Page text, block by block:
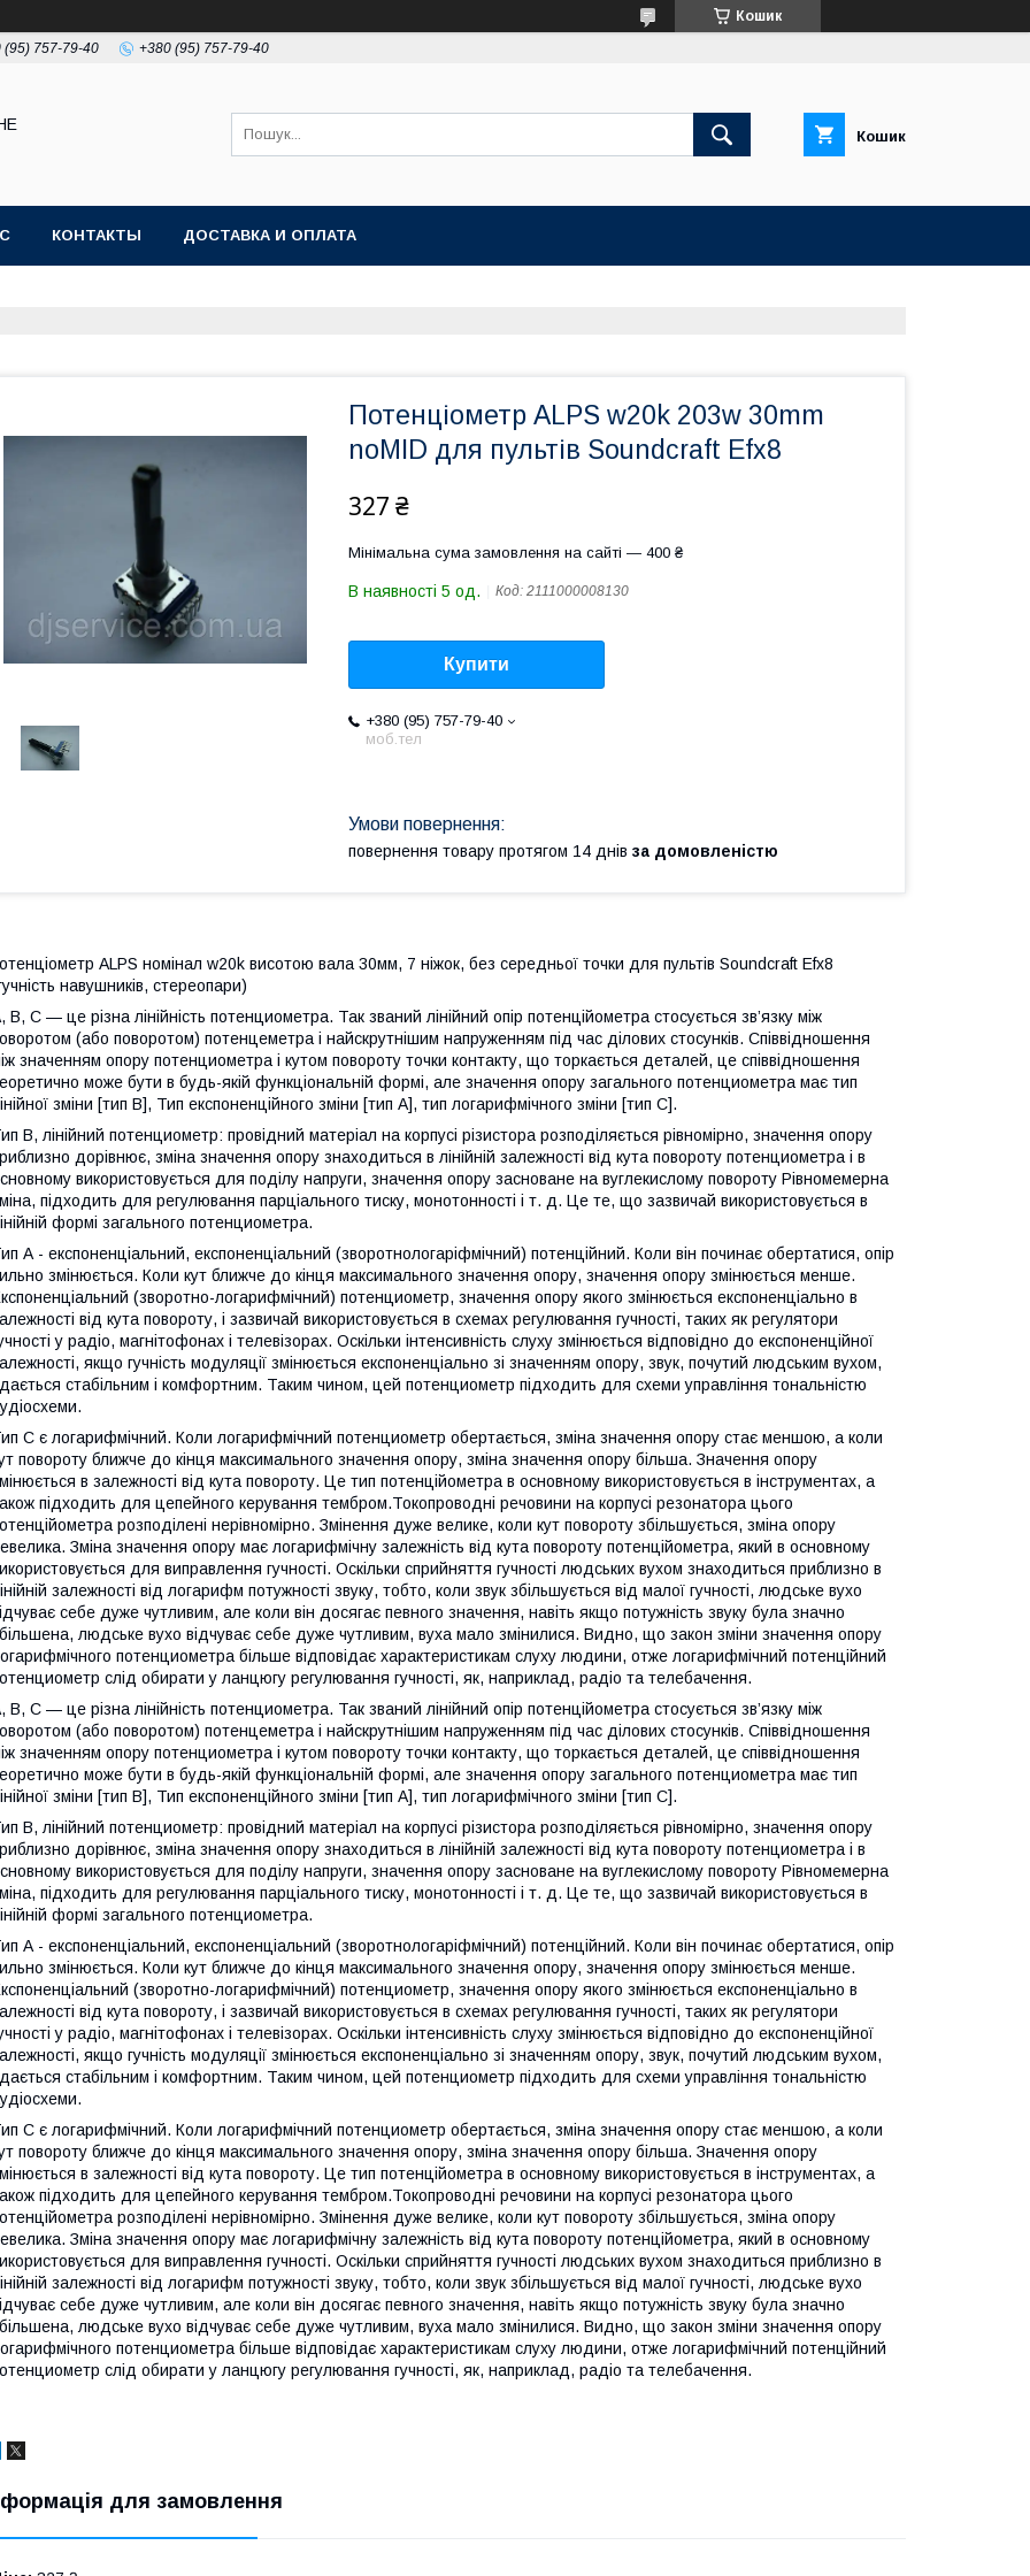
Кошик
(95) 757-79-40 +380 (95) 757-79-40
Кошик
КОНТАКТЫ ДОСТАВКА И ОПЛАТА
Потенціометр ALPS w20k 203w 30mm
noMID для пультів Soundcraft Efx8
327 ₴
Мінімальна сума замовлення на сайті — 400 ₴
В наявності 5 од. Код: 2111000008130
Купити
+380 (95) 757-79-40
моб.тел
повернення товару протягом 14 днів за домовленістю
ALPS номінал w20k висотою вала 30мм, 7 ніжок, без середньої точки для пультів Soundcraft Efx8
навушників, стереопари)
B, C — це різна лінійність потенциометра. Так званий лінійний опір потенційометра стосується зв’язку між
(або поворотом) потенцеметра і найскрутнішим напруженням під час ділових стосунків. Співвідношення
значенням опору потенциометра і кутом повороту точки контакту, що торкається деталей, це співвідношення
може бути в будь-якій функціональній формі, але значення опору загального потенциометра має тип
зміни [тип B], Тип експоненційного зміни [тип A], тип логарифмічного зміни [тип C].
B, лінійний потенциометр: провідний матеріал на корпусі різистора розподіляється рівномірно, значення опору
дорівнює, зміна значення опору знаходиться в лінійній залежності від кута повороту потенциометра і в
використовується для поділу напруги, значення опору засноване на вуглекислому повороту Рівномемерна
підходить для регулювання парціального тиску, монотонності і т. д. Це те, що зазвичай використовується в
формі загального потенциометра.
А - експоненціальний, експоненціальний (зворотнологаріфмічний) потенційний. Коли він починає обертатися, опір
змінюється. Коли кут ближче до кінця максимального значення опору, значення опору змінюється менше.
(зворотно-логарифмічний) потенциометр, значення опору якого змінюється експоненціально в
від кута повороту, і зазвичай використовується в схемах регулювання гучності, таких як регулятори
у радіо, магнітофонах і телевізорах. Оскільки інтенсивність слуху змінюється відповідно до експоненційної
якщо гучність модуляції змінюється експоненціально зі значенням опору, звук, почутий людським вухом,
стабільним і комфортним. Таким чином, цей потенциометр підходить для схеми управління тональністю
C є логарифмічний. Коли логарифмічний потенциометр обертається, зміна значення опору стає меншою, а коли
повороту ближче до кінця максимального значення опору, зміна значення опору більша. Значення опору
в залежності від кута повороту. Це тип потенційометра в основному використовується в інструментах, а
підходить для цепейного керування тембром.Токопроводні речовини на корпусі резонатора цього
розподілені нерівномірно. Змінення дуже велике, коли кут повороту збільшується, зміна опору
Зміна значення опору має логарифмічну залежність від кута повороту потенційометра, який в основному
для виправлення гучності. Оскільки сприйняття гучності людських вухом знаходиться приблизно в
залежності від логарифм потужності звуку, тобто, коли звук збільшується від малої гучності, людське вухо
себе дуже чутливим, але коли він досягає певного значення, навіть якщо потужність звуку була значно
людське вухо відчуває себе дуже чутливим, вуха мало змінилися. Видно, що закон зміни значення опору
потенциометра більше відповідає характеристикам слуху людини, отже логарифмічний потенційний
слід обирати у ланцюгу регулювання гучності, як, наприклад, радіо та телебачення.
B, C — це різна лінійність потенциометра. Так званий лінійний опір потенційометра стосується зв’язку між
(або поворотом) потенцеметра і найскрутнішим напруженням під час ділових стосунків. Співвідношення
значенням опору потенциометра і кутом повороту точки контакту, що торкається деталей, це співвідношення
може бути в будь-якій функціональній формі, але значення опору загального потенциометра має тип
зміни [тип B], Тип експоненційного зміни [тип A], тип логарифмічного зміни [тип C].
B, лінійний потенциометр: провідний матеріал на корпусі різистора розподіляється рівномірно, значення опору
дорівнює, зміна значення опору знаходиться в лінійній залежності від кута повороту потенциометра і в
використовується для поділу напруги, значення опору засноване на вуглекислому повороту Рівномемерна
підходить для регулювання парціального тиску, монотонності і т. д. Це те, що зазвичай використовується в
формі загального потенциометра.
А - експоненціальний, експоненціальний (зворотнологаріфмічний) потенційний. Коли він починає обертатися, опір
змінюється. Коли кут ближче до кінця максимального значення опору, значення опору змінюється менше.
(зворотно-логарифмічний) потенциометр, значення опору якого змінюється експоненціально в
від кута повороту, і зазвичай використовується в схемах регулювання гучності, таких як регулятори
у радіо, магнітофонах і телевізорах. Оскільки інтенсивність слуху змінюється відповідно до експоненційної
якщо гучність модуляції змінюється експоненціально зі значенням опору, звук, почутий людським вухом,
стабільним і комфортним. Таким чином, цей потенциометр підходить для схеми управління тональністю
C є логарифмічний. Коли логарифмічний потенциометр обертається, зміна значення опору стає меншою, а коли
повороту ближче до кінця максимального значення опору, зміна значення опору більша. Значення опору
в залежності від кута повороту. Це тип потенційометра в основному використовується в інструментах, а
підходить для цепейного керування тембром.Токопроводні речовини на корпусі резонатора цього
розподілені нерівномірно. Змінення дуже велике, коли кут повороту збільшується, зміна опору
Зміна значення опору має логарифмічну залежність від кута повороту потенційометра, який в основному
для виправлення гучності. Оскільки сприйняття гучності людських вухом знаходиться приблизно в
залежності від логарифм потужності звуку, тобто, коли звук збільшується від малої гучності, людське вухо
себе дуже чутливим, але коли він досягає певного значення, навіть якщо потужність звуку була значно
людське вухо відчуває себе дуже чутливим, вуха мало змінилися. Видно, що закон зміни значення опору
потенциометра більше відповідає характеристикам слуху людини, отже логарифмічний потенційний
слід обирати у ланцюгу регулювання гучності, як, наприклад, радіо та телебачення.
для замовлення